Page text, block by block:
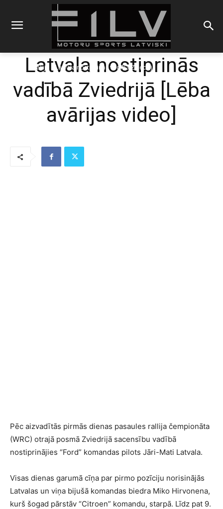
Rallijs Latvala nostiprinās vadībā Zviedrijā
Latvala nostiprinās
vadībā Zviedrijā [Lēba
avārijas video]
Pēc aizvadītās pirmās dienas pasaules rallija čempionāta
(WRC) otrajā posmā Zviedrijā sacensību vadībā
nostiprinājies “Ford” komandas pilots Jāri-Mati Latvala.
Visas dienas garumā cīņa par pirmo pozīciju norisinājās
Latvalas un viņa bijušā komandas biedra Miko Hirvonena,
kurš šogad pārstāv “Citroen” komandu, starpā. Līdz pat 9.